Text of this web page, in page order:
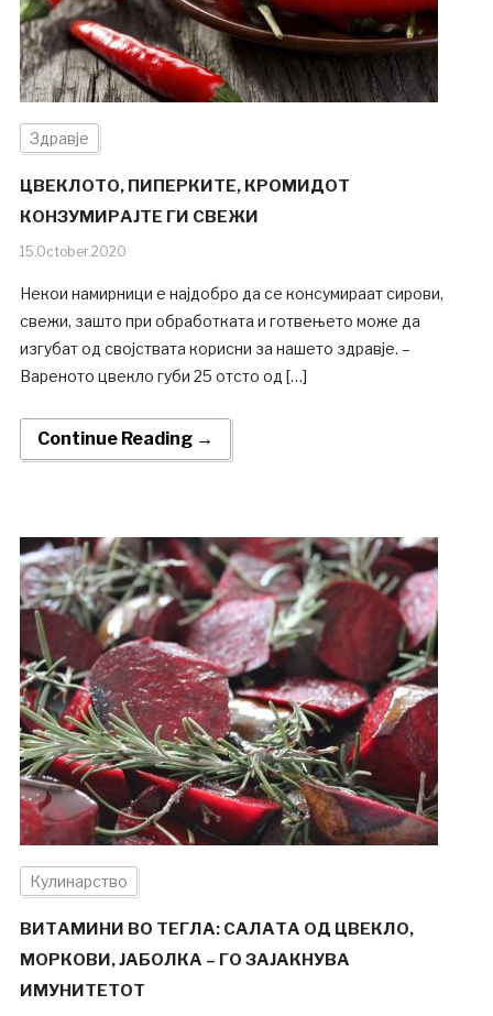
Здравје
ЦВЕКЛОТО, ПИПЕРКИТЕ, КРОМИДОТ
КОНЗУМИРАЈТЕ ГИ СВЕЖИ
15.October.2020
Некои намирници e најдобро да се консумираат сирови,
свежи, зашто при обработката и готвењето може да
изгубат од својствата корисни за нашето здравје. –
Вареното цвекло губи 25 отсто од […]
Continue Reading →
Кулинарство
ВИТАМИНИ ВО ТЕГЛА: САЛАТА ОД ЦВЕКЛО,
МОРКОВИ, ЈАБОЛКА – ГО ЗАЈАКНУВА
ИМУНИТЕТОТ